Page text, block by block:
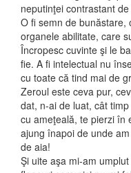
neputinţei contrastant
O fi semn de bunăstare,
organele abilitate, care
Încropesc cuvinte şi le
fie. A fi intelectual nu
cu toate că tind mai de
Zeroul este ceva pur,
dat, n-ai de luat, cât
cu ameţeală, te pierzi în
ajung înapoi de unde
de aia!
Şi uite aşa mi-am